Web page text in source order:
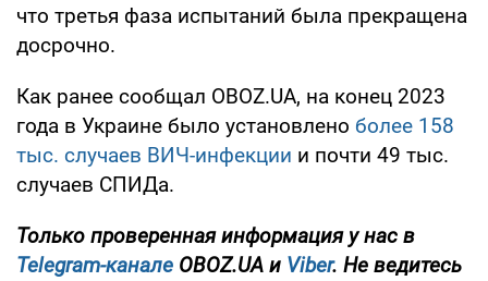
что третья фаза испытаний была прекращена
досрочно.
Как ранее сообщал OBOZ.UA, на конец 2023
года в Украине было установлено более 158
тыс. случаев ВИЧ-инфекции и почти 49 тыс.
случаев СПИДа.
Только проверенная информация у нас в
Telegram-канале OBOZ.UA и Viber. Не ведитесь